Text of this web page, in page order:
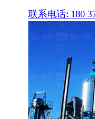
联系电话: 180